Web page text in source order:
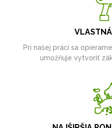
Pri našej práci sa
umožňuje vytvoriť